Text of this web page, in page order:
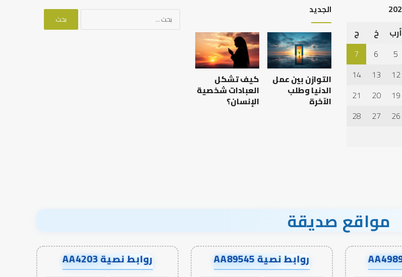
أرب خ
ج
5
6
7
12
13
14
19
20
21
26
27
28
الجديد
التوازن بين عمل
الدنيا وطلب
الآخرة
كيف تشكل
العبادات شخصية
الإنسان؟
البحث
مواقع صديقة
روابط نصية AA89545 روابط نصية AA4203